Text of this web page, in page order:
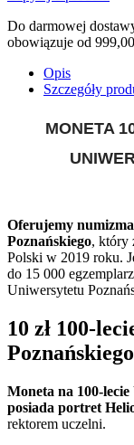
Do darmowej
obowiązuje od
Opis
Szczegóły
MONETA
Oferujemy
Poznańskiego, który
Polski w 2019 roku.
do 15 000
Uniwersytetu
10 zł 100-
Moneta na 100-
posiada portret
rektorem uczelni.